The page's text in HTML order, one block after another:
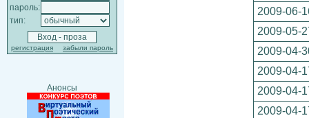
пароль:
тип:
регистрация забыли пароль
Анонсы
2009-06-
2009-05-
2009-04-
2009-04-
2009-04-
2009-04-